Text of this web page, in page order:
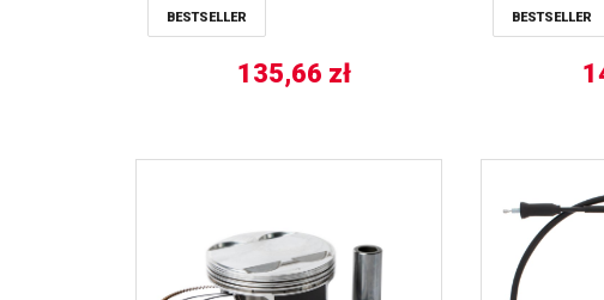
BESTSELLER
135,66 zł
BESTSELLER